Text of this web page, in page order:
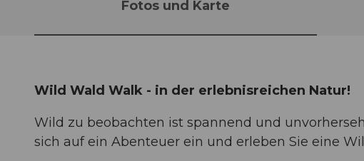
Fotos und Karte
Wild Wald Walk - in der erlebnisreichen Natur!
Wild zu beobachten ist spannend und
sich auf ein Abenteuer ein und erleben Sie eine